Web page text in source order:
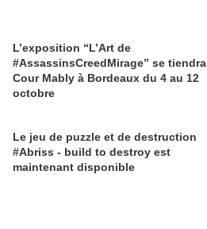
L’exposition “L’Art de
#AssassinsCreedMirage” se tiendra
Cour Mably à Bordeaux du 4 au 12
octobre
Le jeu de puzzle et de destruction
#Abriss - build to destroy est
maintenant disponible